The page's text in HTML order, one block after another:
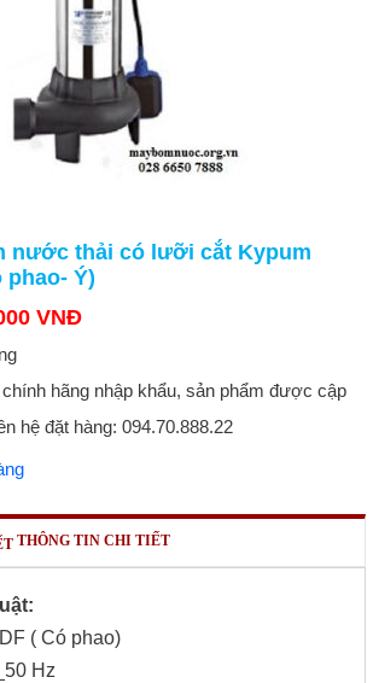
nước thải có lưỡi cắt Kypum
phao- Ý)
VNĐ
chính hãng nhập khẩu, sản phẩm được cập
hệ đặt hàng: 094.70.888.22
THÔNG TIN CHI TIẾT
( Có phao)
Hz